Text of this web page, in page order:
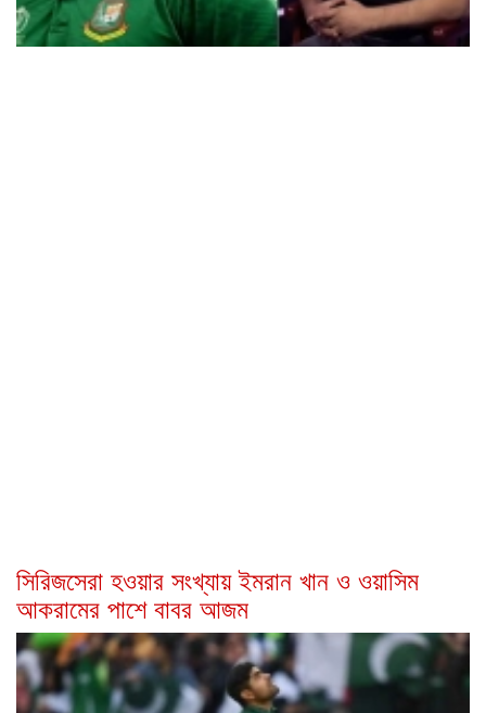
সিরিজসেরা হওয়ার সংখ্যায় ইমরান খান ও ওয়াসিম
আকরামের পাশে বাবর আজম